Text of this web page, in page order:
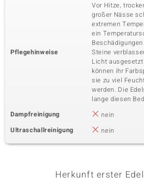
Pflegehinweise
Vor Hitze,
großer Nässe
extremen
ein
Steine
Licht
können ihr
sie zu viel
werden. Die
lange diesen
Dampfreinigung
nein
Ultraschallreinigung
nein
Herkunft erster